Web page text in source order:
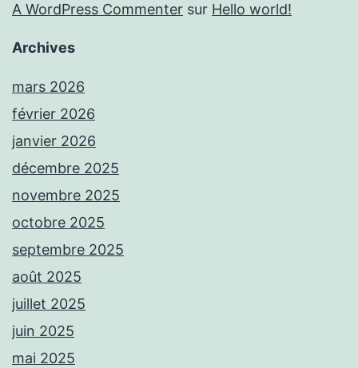
A WordPress Commenter sur Hello world!
Archives
mars 2026
février 2026
janvier 2026
décembre 2025
novembre 2025
octobre 2025
septembre 2025
août 2025
juillet 2025
juin 2025
mai 2025